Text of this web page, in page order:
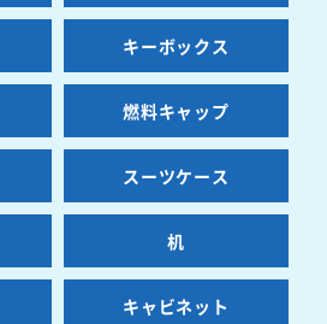
キーボックス
燃料キャップ
スーツケース
机
キャビネット